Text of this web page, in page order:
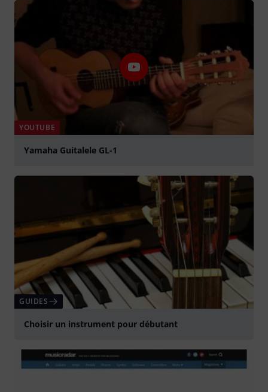
YOUTUBE
Yamaha Guitalele GL-1
GUIDES
Choisir un instrument pour débutant